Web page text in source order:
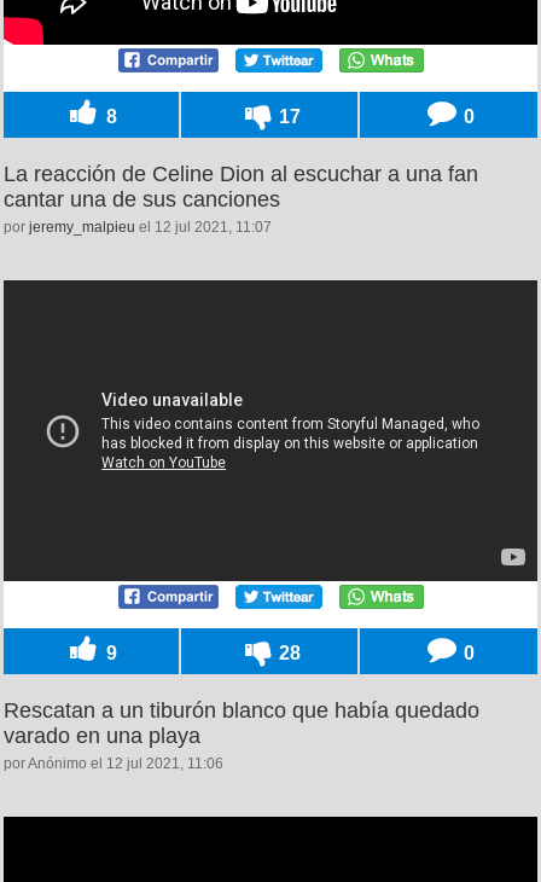
8 17 0
La reacción de Celine Dion al escuchar a una fan
cantar una de sus canciones
por jeremy_malpieu el 12 jul 2021, 11:07
9 28 0
Rescatan a un tiburón blanco que había quedado
varado en una playa
por Anónimo el 12 jul 2021, 11:06